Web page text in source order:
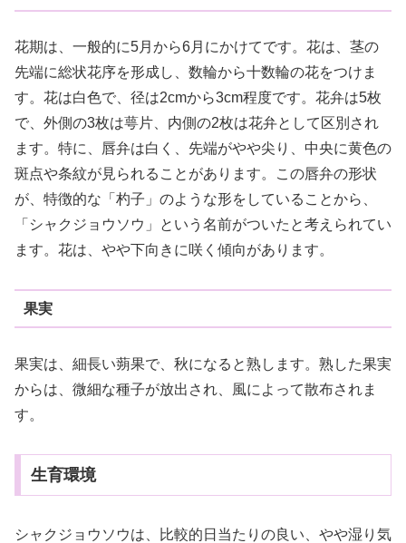
花期は、一般的に5月から6月にかけてです。花は、茎の
先端に総状花序を形成し、数輪から十数輪の花をつけま
す。花は白色で、径は2cmから3cm程度です。花弁は5枚
で、外側の3枚は萼片、内側の2枚は花弁として区別され
ます。特に、唇弁は白く、先端がやや尖り、中央に黄色の
斑点や条紋が見られることがあります。この唇弁の形状
が、特徴的な「杓子」のような形をしていることから、
「シャクジョウソウ」という名前がついたと考えられてい
ます。花は、やや下向きに咲く傾向があります。
果実
果実は、細長い蒴果で、秋になると熟します。熟した果実
からは、微細な種子が放出され、風によって散布されま
す。
生育環境
シャクジョウソウは、比較的日当たりの良い、やや湿り気